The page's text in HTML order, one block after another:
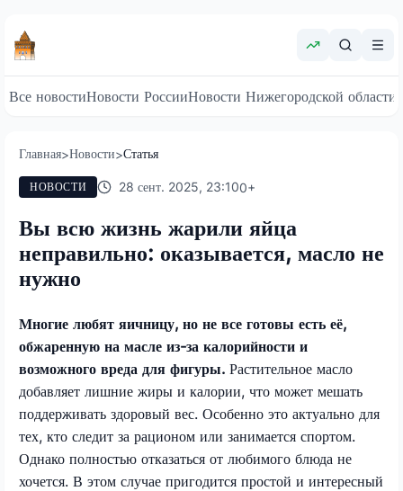
Все новостиНовости РоссииНовости Нижегородской области
Главная>Новости>Статья
НОВОСТИ 28 сент. 2025, 23:100+
Вы всю жизнь жарили яйца
неправильно: оказывается, масло не
нужно
Многие любят яичницу, но не все готовы есть её,
обжаренную на масле из-за калорийности и
возможного вреда для фигуры. Растительное масло
добавляет лишние жиры и калории, что может мешать
поддерживать здоровый вес. Особенно это актуально для
тех, кто следит за рационом или занимается спортом.
Однако полностью отказаться от любимого блюда не
хочется. В этом случае пригодится простой и интересный